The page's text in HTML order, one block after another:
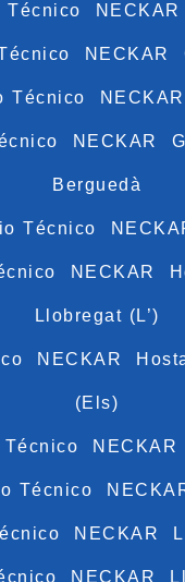
Técnico
NECKAR
Técnico
NECKAR
Berguedà
Técnico
NECKAR
Llobregat (L’)
NECKAR
(Els)
Técnico
Técnico
NECKAR
NECKAR